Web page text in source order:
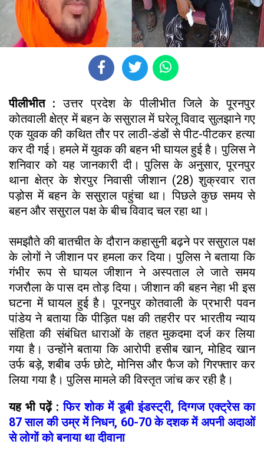
पीलीभीत :उत्तर प्रदेश के पीलीभीत जिले के पूरनपुर
कोतवाली क्षेत्र में बहन के ससुराल में घरेलू विवाद सुलझाने गए
एक युवक की कथित तौर पर लाठी-डंडों से पीट-पीटकर हत्या
कर दी गई। हमले में युवक की बहन भी घायल हुई है। पुलिस ने
शनिवार को यह जानकारी दी। पुलिस के अनुसार, पूरनपुर
थाना क्षेत्र के शेरपुर निवासी जीशान (28) शुक्रवार रात
पड़ोस में बहन के ससुराल पहुंचा था। पिछले कुछ समय से
बहन और ससुराल पक्ष के बीच विवाद चल रहा था।
समझौते की बातचीत के दौरान कहासुनी बढ़ने पर ससुराल पक्ष
के लोगों ने जीशान पर हमला कर दिया। पुलिस ने बताया कि
गंभीर रूप से घायल जीशान ने अस्पताल ले जाते समय
गजरौला के पास दम तोड़ दिया। जीशान की बहन नेहा भी इस
घटना में घायल हुई है। पूरनपुर कोतवाली के प्रभारी पवन
पांडेय ने बताया कि पीड़ित पक्ष की तहरीर पर भारतीय न्याय
संहिता की संबंधित धाराओं के तहत मुकदमा दर्ज कर लिया
गया है। उन्होंने बताया कि आरोपी हसीब खान, मोहिद खान
उर्फ बड़े, शबीब उर्फ छोटे, मोनिस और फैज को गिरफ्तार कर
लिया गया है। पुलिस मामले की विस्तृत जांच कर रही है।
यह भी पढ़ें :फिर शोक में डूबी इंडस्ट्री, दिग्गज एक्ट्रेस का
87 साल की उम्र में निधन, 60-70 के दशक में अपनी अदाओं
से लोगों को बनाया था दीवाना